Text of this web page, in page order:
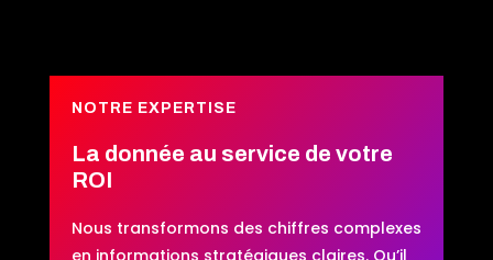
NOTRE EXPERTISE
La donnée au service de votre
ROI
Nous transformons des chiffres complexes
en informations stratégiques claires. Qu’il